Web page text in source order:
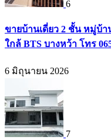
6
ขายบ้านเดี่ยว 2 ชั้น หมู่บ้
ใกล้ BTS บางหว้า โทร
6 มิถุนายน 2026
7